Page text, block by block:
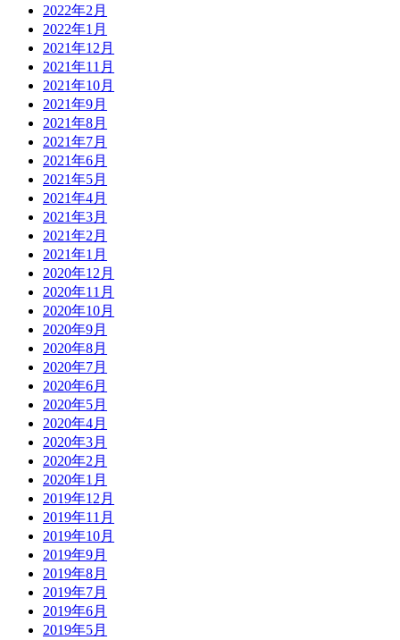
2022年2月
2022年1月
2021年12月
2021年11月
2021年10月
2021年9月
2021年8月
2021年7月
2021年6月
2021年5月
2021年4月
2021年3月
2021年2月
2021年1月
2020年12月
2020年11月
2020年10月
2020年9月
2020年8月
2020年7月
2020年6月
2020年5月
2020年4月
2020年3月
2020年2月
2020年1月
2019年12月
2019年11月
2019年10月
2019年9月
2019年8月
2019年7月
2019年6月
2019年5月